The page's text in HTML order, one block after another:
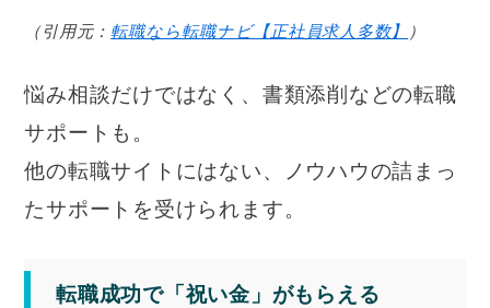
（引用元：転職なら転職ナビ【正社員求人多数】 ）
悩み相談だけではなく、書類添削などの転職
サポートも。
他の転職サイトにはない、ノウハウの詰まっ
たサポートを受けられます。
転職成功で「祝い金」がもらえる